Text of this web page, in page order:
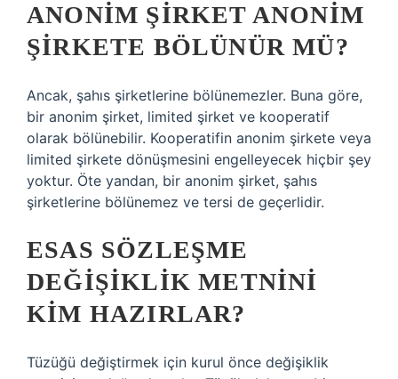
ANONIM ŞIRKET ANONIM
ŞIRKETE BÖLÜNÜR MÜ?
Ancak, şahıs şirketlerine bölünemezler. Buna göre,
bir anonim şirket, limited şirket ve kooperatif
olarak bölünebilir. Kooperatifin anonim şirkete veya
limited şirkete dönüşmesini engelleyecek hiçbir şey
yoktur. Öte yandan, bir anonim şirket, şahıs
şirketlerine bölünemez ve tersi de geçerlidir.
ESAS SÖZLEŞME
DEĞIŞIKLIK METNINI
KIM HAZIRLAR?
Tüzüğü değiştirmek için kurul önce değişiklik